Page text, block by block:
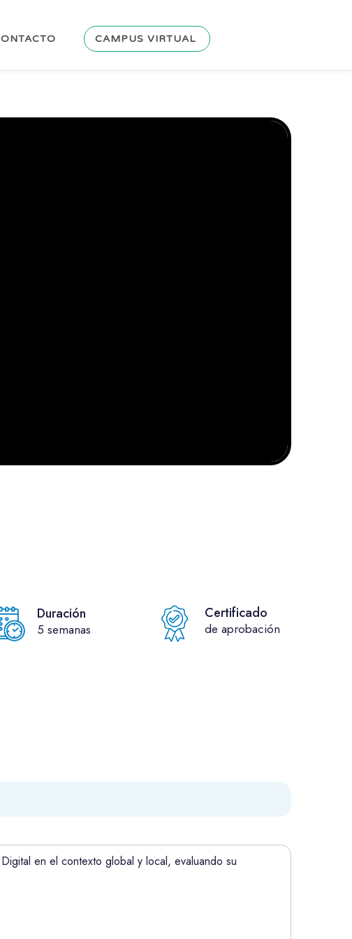
CAMPUS VIRTUAL
Duración
5 semanas
Certificado
de aprobación
en el contexto global y local, evaluando su